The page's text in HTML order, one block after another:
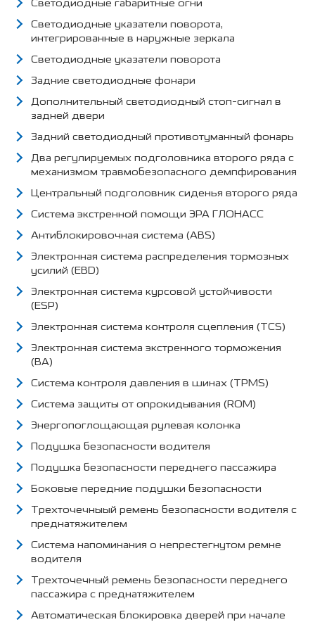
Светодиодные габаритные огни
Светодиодные указатели поворота,
интегрированные в наружные зеркала
Светодиодные указатели поворота
Задние светодиодные фонари
Дополнительный светодиодный стоп-сигнал в
задней двери
Задний светодиодный противотуманный фонарь
Два регулируемых подголовника второго ряда с
механизмом травмобезопасного демпфирования
Центральный подголовник сиденья второго ряда
Система экстренной помощи ЭРА ГЛОНАСС
Антиблокировочная система (ABS)
Электронная система распределения тормозных
усилий (EBD)
Электронная система курсовой устойчивости
(ESP)
Электронная система контроля сцепления (TCS)
Электронная система экстренного торможения
(BA)
Система контроля давления в шинах (TPMS)
Система защиты от опрокидывания (ROM)
Энергопоглощающая рулевая колонка
Подушка безопасности водителя
Подушка безопасности переднего пассажира
Боковые передние подушки безопасности
Трехточечныый ремень безопасности водителя с
преднатяжителем
Система напоминания о непрестегнутом ремне
водителя
Трехточечный ремень безопасности переднего
пассажира с преднатяжителем
Автоматическая блокировка дверей при начале